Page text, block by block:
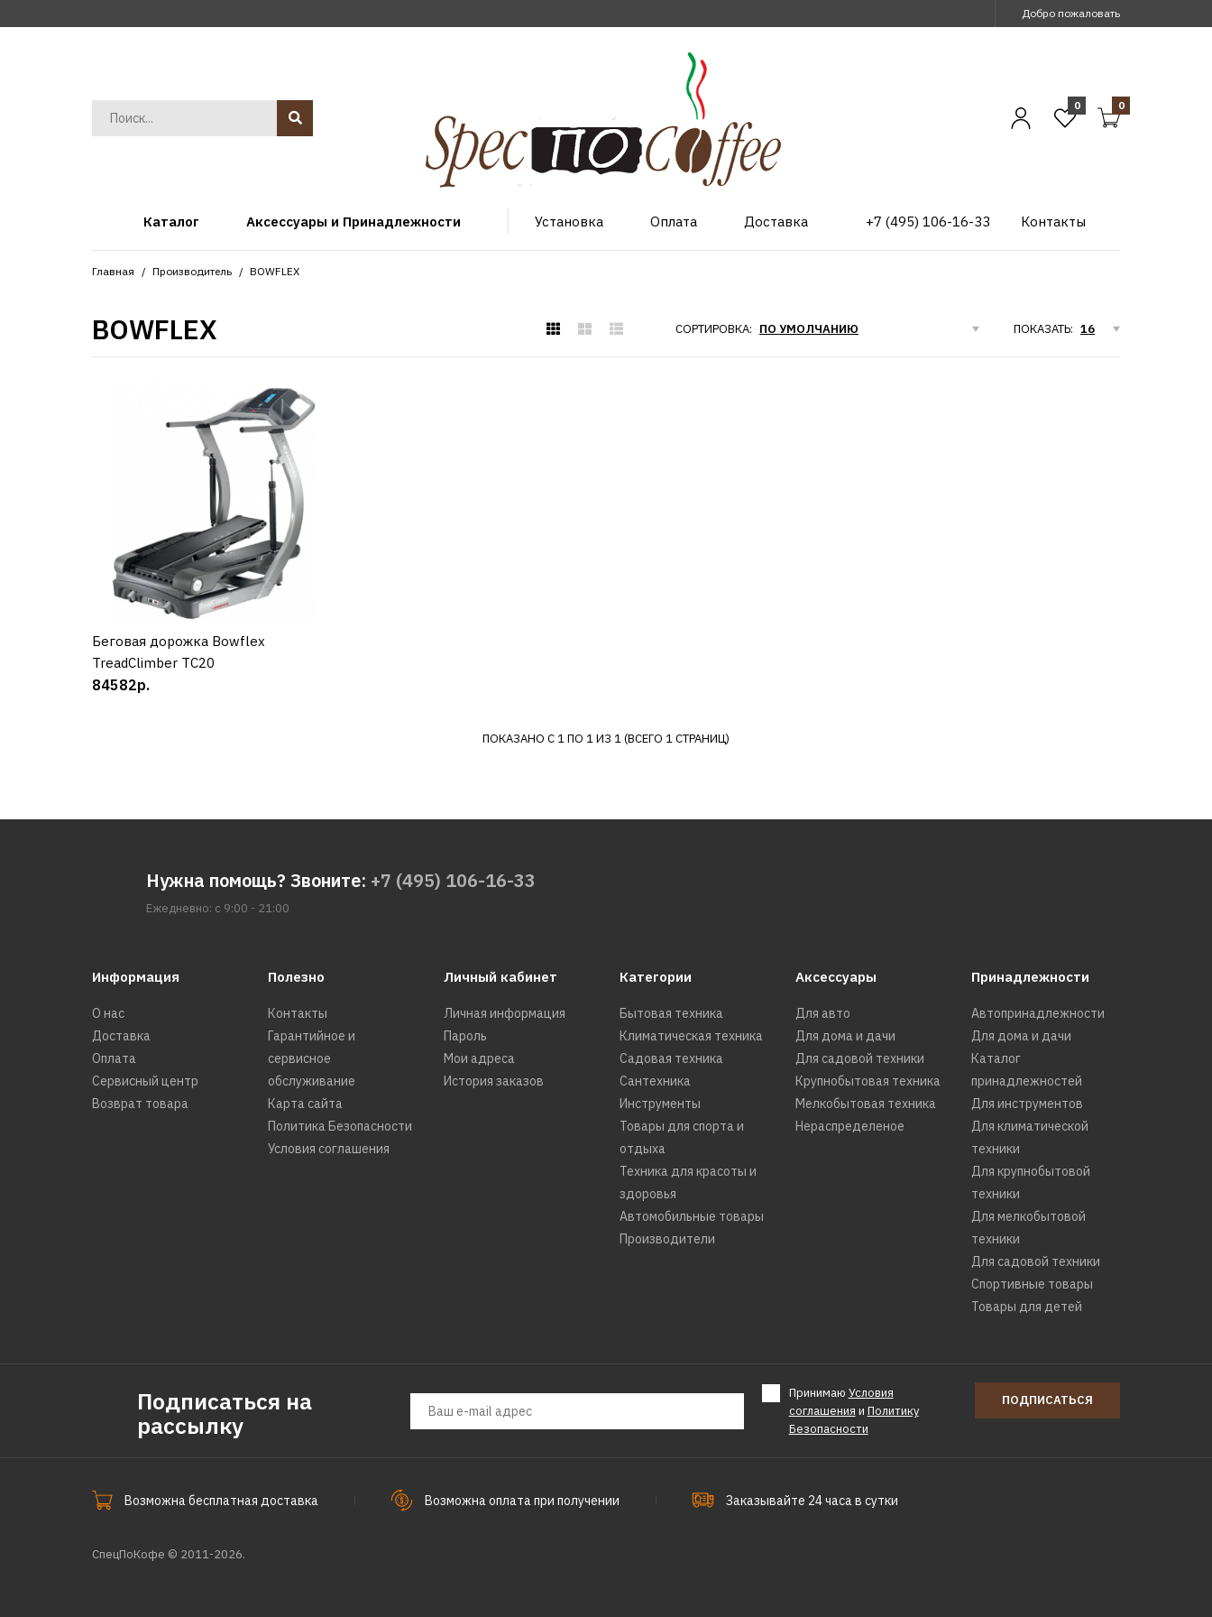
Добро пожаловать
0 0
Каталог Аксессуары и Принадлежности Установка Оплата Доставка +7 (495) 106-16-33 Контакты
Главная Производитель BOWFLEX
BOWFLEX СОРТИРОВКА: ПОКАЗАТЬ:
КУПИТЬ
Беговая дорожка Bowflex
TreadClimber TC20
84582р.
ПОКАЗАНО С 1 ПО 1 ИЗ 1 (ВСЕГО 1 СТРАНИЦ)
Нужна помощь? Звоните: +7 (495) 106-16-33
Ежедневно: с 9:00 - 21:00
Информация
О нас
Доставка
Оплата
Сервисный центр
Возврат товара
Полезно
Контакты
Гарантийное и
сервисное
обслуживание
Карта сайта
Политика Безопасности
Условия соглашения
Личный кабинет
Личная информация
Пароль
Мои адреса
История заказов
Категории
Бытовая техника
Климатическая техника
Садовая техника
Сантехника
Инструменты
Товары для спорта и
отдыха
Техника для красоты и
здоровья
Автомобильные товары
Производители
Аксессуары
Для авто
Для дома и дачи
Для садовой техники
Крупнобытовая техника
Мелкобытовая техника
Нераспределеное
Принадлежности
Автопринадлежности
Для дома и дачи
Каталог
принадлежностей
Для инструментов
Для климатической
техники
Для крупнобытовой
техники
Для мелкобытовой
техники
Для садовой техники
Спортивные товары
Товары для детей
Подписаться на
рассылку
Принимаю Условия
соглашения и Политику
Безопасности
ПОДПИСАТЬСЯ
Возможна бесплатная доставка Возможна оплата при получении Заказывайте 24 часа в сутки
СпецПоКофе © 2011-2026.